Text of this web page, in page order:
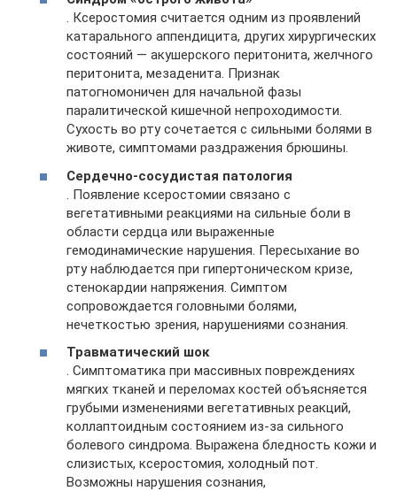
. Ксеростомия считается одним из проявлений
катарального аппендицита, других хирургических
состояний — акушерского перитонита, желчного
перитонита, мезаденита. Признак
патогномоничен для начальной фазы
паралитической кишечной непроходимости.
Сухость во рту сочетается с сильными болями в
животе, симптомами раздражения брюшины.
Сердечно-сосудистая патология
. Появление ксеростомии связано с
вегетативными реакциями на сильные боли в
области сердца или выраженные
гемодинамические нарушения. Пересыхание во
рту наблюдается при гипертоническом кризе,
стенокардии напряжения. Симптом
сопровождается головными болями,
нечеткостью зрения, нарушениями сознания.
Травматический шок
. Симптоматика при массивных повреждениях
мягких тканей и переломах костей объясняется
грубыми изменениями вегетативных реакций,
коллаптоидным состоянием из-за сильного
болевого синдрома. Выражена бледность кожи и
слизистых, ксеростомия, холодный пот.
Возможны нарушения сознания,